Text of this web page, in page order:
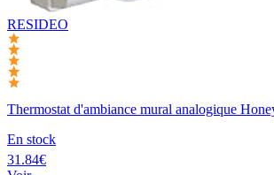
RESIDEO
Thermostat d'ambiance mural analogique
En stock
31.84€